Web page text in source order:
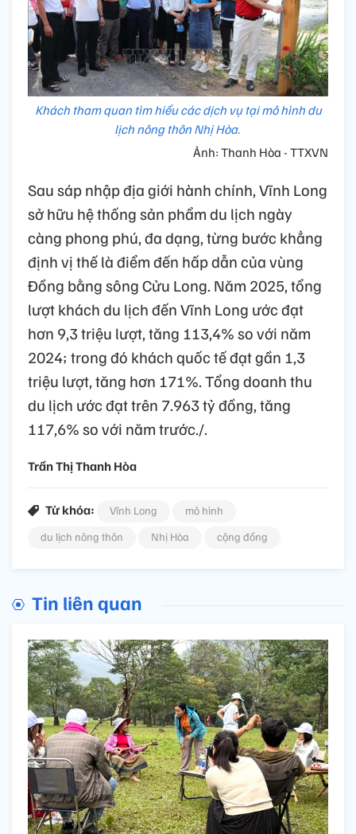
Khách tham quan tìm hiểu các dịch vụ tại mô hình du
lịch nông thôn Nhị Hòa.
Ảnh: Thanh Hòa - TTXVN
Sau sáp nhập địa giới hành chính, Vĩnh Long
sở hữu hệ thống sản phẩm du lịch ngày
càng phong phú, đa dạng, từng bước khẳng
định vị thế là điểm đến hấp dẫn của vùng
Đồng bằng sông Cửu Long. Năm 2025, tổng
lượt khách du lịch đến Vĩnh Long ước đạt
hơn 9,3 triệu lượt, tăng 113,4% so với năm
2024; trong đó khách quốc tế đạt gần 1,3
triệu lượt, tăng hơn 171%. Tổng doanh thu
du lịch ước đạt trên 7.963 tỷ đồng, tăng
117,6% so với năm trước./.
Trần Thị Thanh Hòa
Từ khóa: Vĩnh Long
mô hình
du lịch nông thôn
Nhị Hòa cộng đồng
Tin liên quan